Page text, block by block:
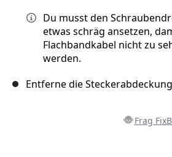
Du musst den
etwas schräg ansetzen,
Flachbandkabel nicht zu
werden.
Entferne die
Frag